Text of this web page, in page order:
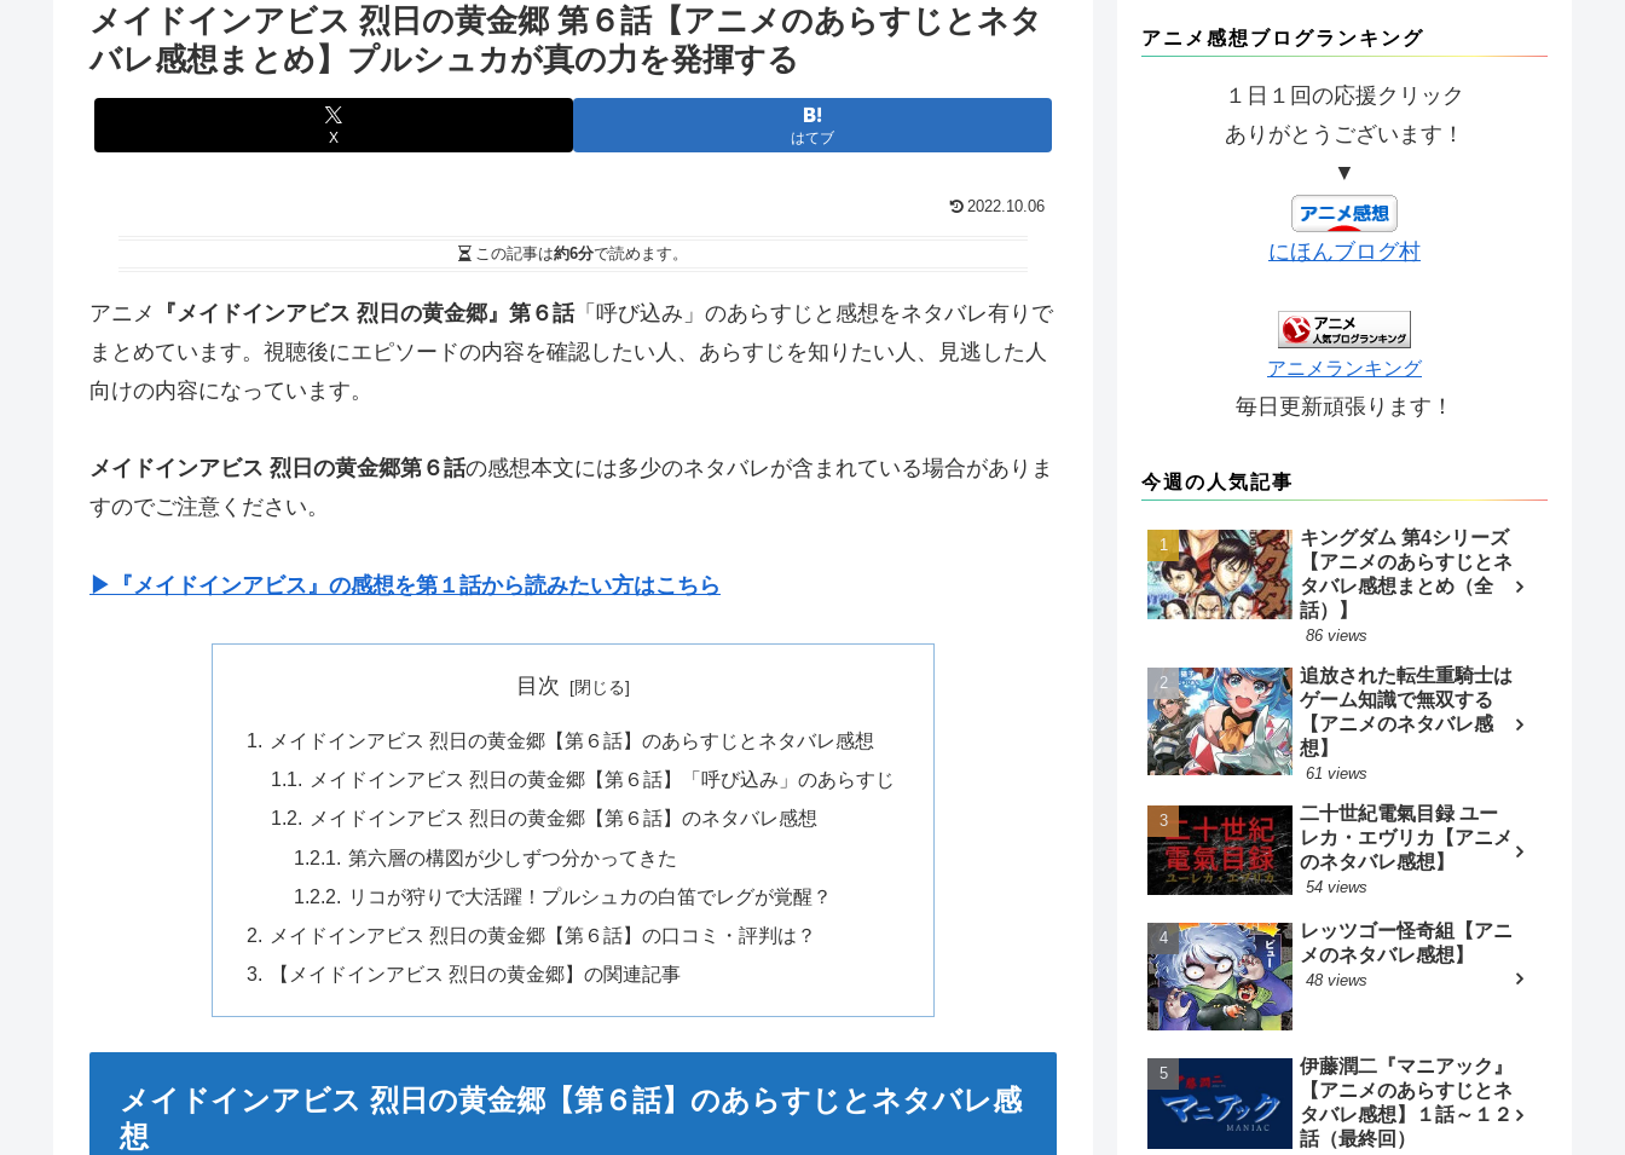
メイドインアビス 烈日の黄金郷 第６話【アニメのあらすじとネタ
バレ感想まとめ】プルシュカが真の力を発揮する
X はてブ
2022.10.06
この記事は約6分で読めます。
アニメ 『メイドインアビス 烈日の黄金郷』第６話「呼び込み」のあらすじと感想をネタバレ有りで
まとめています。視聴後にエピソードの内容を確認したい人、あらすじを知りたい人、見逃した人
向けの内容になっています。
メイドインアビス 烈日の黄金郷第６話の感想本文には多少のネタバレが含まれている場合がありま
すのでご注意ください。
▶『メイドインアビス』の感想を第１話から読みたい方はこちら
目次
メイドインアビス 烈日の黄金郷【第６話】のあらすじとネタバレ感想
メイドインアビス 烈日の黄金郷【第６話】「呼び込み」のあらすじ
メイドインアビス 烈日の黄金郷【第６話】のネタバレ感想
第六層の構図が少しずつ分かってきた
リコが狩りで大活躍！プルシュカの白笛でレグが覚醒？
メイドインアビス 烈日の黄金郷【第６話】の口コミ・評判は？
【メイドインアビス 烈日の黄金郷】の関連記事
メイドインアビス 烈日の黄金郷【第６話】のあらすじとネタバレ感
想
アニメ感想ブログランキング
１日１回の応援クリック
ありがとうございます！
▼
にほんブログ村
アニメランキング
毎日更新頑張ります！
今週の人気記事
キングダム 第4シリーズ
【アニメのあらすじとネ
タバレ感想まとめ（全
話）】
86 views
追放された転生重騎士は
ゲーム知識で無双する
【アニメのネタバレ感
想】
61 views
二十世紀電氣目録 ユー
レカ・エヴリカ【アニメ
のネタバレ感想】
54 views
レッツゴー怪奇組【アニ
メのネタバレ感想】
48 views
伊藤潤二『マニアック』
【アニメのあらすじとネ
タバレ感想】１話～１２
話（最終回）